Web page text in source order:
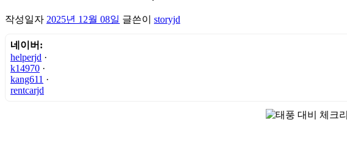
작성일자 2025년 12월 08일 글쓴이 storyjd
네이버:
helperjd ·
k14970 ·
kang611 ·
rentcarjd